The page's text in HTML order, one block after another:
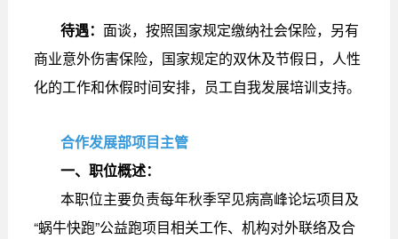
待遇： 面谈，按照国家规定缴纳社会保险，另有
商业意外伤害保险，国家规定的双休及节假日，人性
化的工作和休假时间安排，员工自我发展培训支持。
合作发展部项目主管
一、职位概述：
本职位主要负责每年秋季罕见病高峰论坛项目及
“蜗牛快跑”公益跑项目相关工作、机构对外联络及合